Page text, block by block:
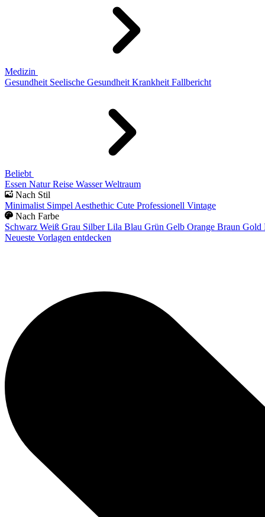
Medizin
Gesundheit Seelische Gesundheit Krankheit Fallbericht
Beliebt
Essen Natur Reise Wasser Weltraum
Nach Stil
Minimalist Simpel Aesthethic Cute Professionell Vintage
Nach Farbe
Schwarz Weiß Grau Silber Lila Blau Grün Gelb Orange Braun Gold
Neueste Vorlagen entdecken